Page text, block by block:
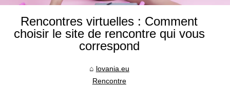
Rencontres virtuelles : Comment
choisir le site de rencontre qui vous
correspond
lovania.eu
Rencontre